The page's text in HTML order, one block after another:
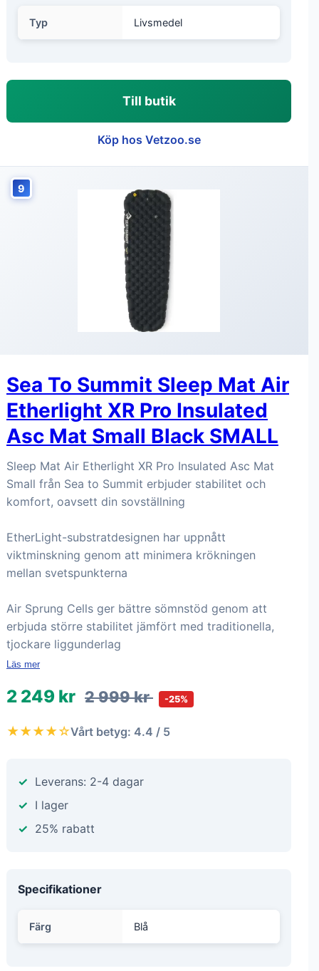
Typ Livsmedel
Till butik
Köp hos Vetzoo.se
9
Sea To Summit Sleep Mat Air
Etherlight XR Pro Insulated
Asc Mat Small Black SMALL
Sleep Mat Air Etherlight XR Pro Insulated Asc Mat
Small från Sea to Summit erbjuder stabilitet och
komfort, oavsett din sovställning
EtherLight-substratdesignen har uppnått
viktminskning genom att minimera krökningen
mellan svetspunkterna
Air Sprung Cells ger bättre sömnstöd genom att
erbjuda större stabilitet jämfört med traditionella,
tjockare liggunderlag
Läs mer
2 249 kr 2 999 kr -25%
★★★★☆Vårt betyg: 4.4 / 5
Leverans: 2-4 dagar
I lager
25% rabatt
Specifikationer
Färg Blå